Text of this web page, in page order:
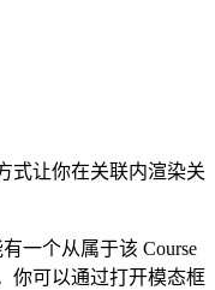
式让你在关联内渲染关
一个从属于该 Course
你可以通过打开模态框